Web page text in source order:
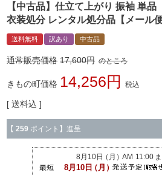
【中古品】仕立て上がり 振袖 単
衣装処分 レンタル処分品【メール
送料無料 訳あり 中古品
通常販売価格 17,600 のところ
きもの町価格 14,256 税込
送料込
【 259 ポイント】進呈